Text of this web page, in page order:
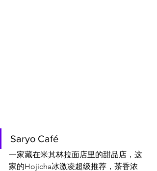
Saryo Café
一家藏在米其林拉面店里的甜品店，这
家的Hojicha冰激凌超级推荐，茶香浓